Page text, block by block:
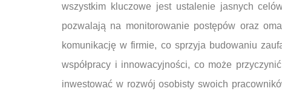
wszystkim kluczowe jest ustalenie jasnych
pozwalają na monitorowanie postępów oraz
komunikację w firmie, co sprzyja budowaniu
współpracy i innowacyjności, co może
inwestować w rozwój osobisty swoich